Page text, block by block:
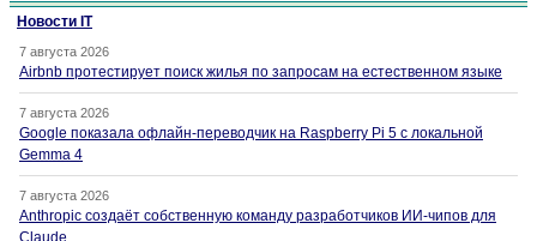
Новости IT
7 августа 2026
Airbnb протестирует поиск жилья по запросам на естественном языке
7 августа 2026
Google показала офлайн-переводчик на Raspberry Pi 5 с локальной
Gemma 4
7 августа 2026
Anthropic создаёт собственную команду разработчиков ИИ-чипов для
Claude